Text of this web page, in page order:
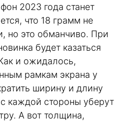
2023 года станет
что 18 грамм не
но это обманчиво. При
будет казаться
и ожидалось,
рамкам экрана у
ширину и длину
каждой стороны уберут
А вот толщина,